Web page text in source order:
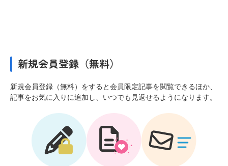
新規会員登録（無料）
新規会員登録（無料）をすると会員限定記事を閲覧できるほか、
記事をお気に入りに追加し、いつでも見返せるようになります。